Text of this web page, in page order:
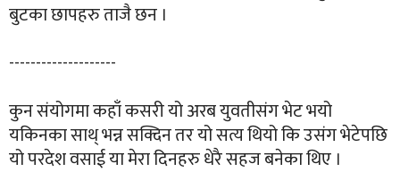
बुटका छापहरु ताजै छन ।
--------------------
कुन संयोगमा कहाँ कसरी यो अरब युवतीसंग भेट भयो
यकिनका साथ् भन्न सक्दिन तर यो सत्य थियो कि उसंग भेटेपछि
यो परदेश वसाई या मेरा दिनहरु धेरै सहज बनेका थिए ।